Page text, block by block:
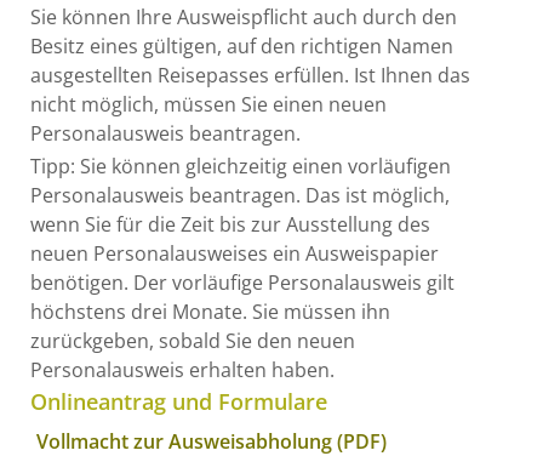
Sie können Ihre Ausweispflicht auch durch den
Besitz eines gültigen, auf den richtigen Namen
ausgestellten Reisepasses erfüllen. Ist Ihnen das
nicht möglich, müssen Sie einen neuen
Personalausweis beantragen.
Tipp: Sie können gleichzeitig einen vorläufigen
Personalausweis beantragen. Das ist möglich,
wenn Sie für die Zeit bis zur Ausstellung des
neuen Personalausweises ein Ausweispapier
benötigen. Der vorläufige Personalausweis gilt
höchstens drei Monate. Sie müssen ihn
zurückgeben, sobald Sie den neuen
Personalausweis erhalten haben.
Onlineantrag und Formulare
Vollmacht zur Ausweisabholung (PDF)